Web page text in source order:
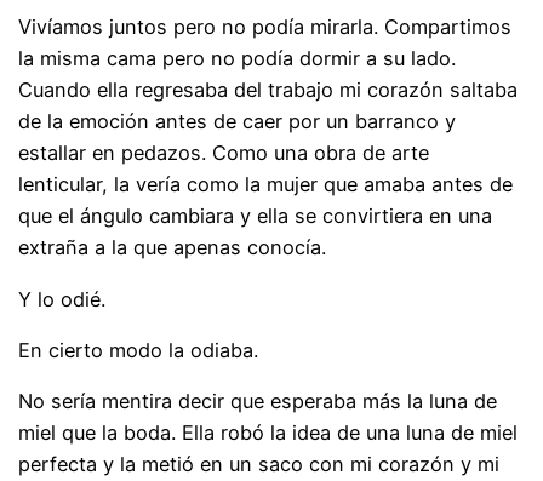
Vivíamos juntos pero no podía mirarla. Compartimos
la misma cama pero no podía dormir a su lado.
Cuando ella regresaba del trabajo mi corazón saltaba
de la emoción antes de caer por un barranco y
estallar en pedazos. Como una obra de arte
lenticular, la vería como la mujer que amaba antes de
que el ángulo cambiara y ella se convirtiera en una
extraña a la que apenas conocía.
Y lo odié.
En cierto modo la odiaba.
No sería mentira decir que esperaba más la luna de
miel que la boda. Ella robó la idea de una luna de miel
perfecta y la metió en un saco con mi corazón y mi